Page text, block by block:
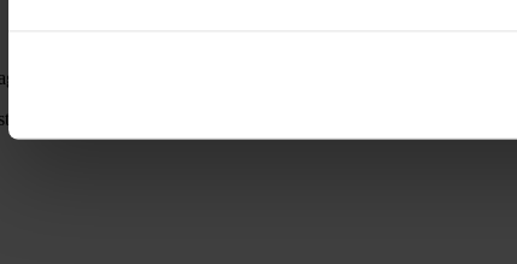
ble stiftet under navnet Narvik Boligbyggelag så tidlig som i 1946.
tilpasset det moderne boligmarkedet.